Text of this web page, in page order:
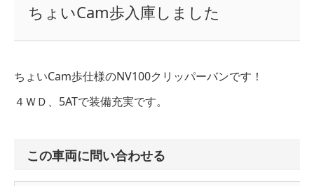
ちょいCam歩入庫しました
ちょいCam歩仕様のNV100クリッパーバンです！
４ＷＤ、5ATで装備充実です。
この車両に問い合わせる